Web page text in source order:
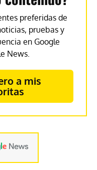
preferidas de
pruebas y
en Google
News.
a mis